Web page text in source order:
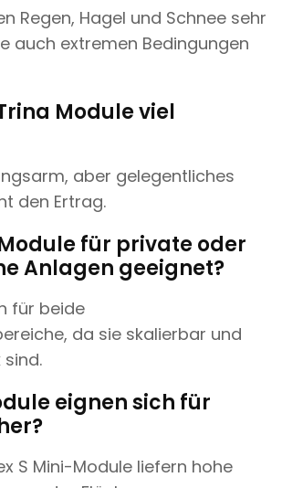
Regen, Hagel und Schnee sehr
auch extremen Bedingungen
Module viel
aber gelegentliches
den Ertrag.
für private oder
Anlagen geeignet?
für beide
da sie skalierbar und
eignen sich für
S Mini-Module liefern hohe